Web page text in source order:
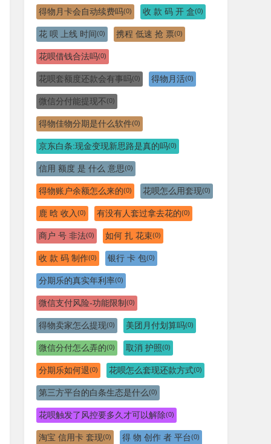
得物月卡会自动续费吗(0) 收 款 码 开 盒(0)
花 呗 上线 时间(0) 携程 低速 抢 票(0)
花呗借钱合法吗(0)
花呗套额度还款会有事吗(0) 得物月活(0)
微信分付能提现不(0)
得物佳物分期是什么软件(0)
京东白条:现金变现新思路是真的吗(0)
信用 额度 是 什么 意思(0)
得物账户余额怎么来的(0) 花呗怎么用套现(0)
鹿 晗 收入 (0) 有没有人套过拿去花的(0)
商户 号 非法(0) 如何 扎 花束(0)
收 款 码 制作(0) 银行 卡 包(0)
分期乐的真实年利率(0)
微信支付风险-功能限制 (0)
得物卖家怎么提现(0) 美团月付划算吗(0)
微信分付怎么弄的(0) 取消 护照(0)
分期乐如何退(0) 花呗怎么套现还款方式(0)
第三方平台的白条生态是什么(0)
花呗触发了风控要多久才可以解除(0)
淘宝 信用卡 套现(0) 得 物 创作 者 平台(0)